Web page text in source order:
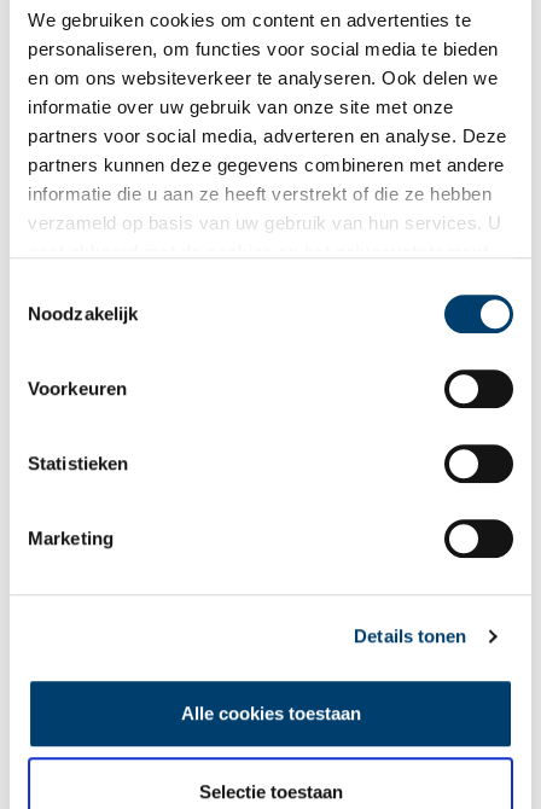
We gebruiken cookies om content en advertenties te
personaliseren, om functies voor social media te bieden
en om ons websiteverkeer te analyseren. Ook delen we
informatie over uw gebruik van onze site met onze
partners voor social media, adverteren en analyse. Deze
partners kunnen deze gegevens combineren met andere
informatie die u aan ze heeft verstrekt of die ze hebben
verzameld op basis van uw gebruik van hun services. U
Noodzakelijk
Voorkeuren
Statistieken
Marketing
Details tonen
Alle cookies toestaan
Selectie toestaan
Anonieme kaart uit 1581- Nederland op zijn smalst. Beeld: Alliantie
Markermeerdijken.
Volgens de archeoloog vloeit de huidige waterproblematiek
direct voort uit de middeleeuwse ontginningen. “De huidige
de erfenis van een duizend jaar geleden gestart proces.
Nederland heeft eeuwenlang geprobeerd het water buiten te
houden en het land droog te maken. Met sloten, gemalen, sluizen
en dijken lukte dat steeds beter. Maar inmiddels verandert het
komen we steeds meer tot de conclusie dat we moeten leren
leven mét het water.” Dat zie je volgens hem ook terug in actuele
ruimte voor het water. De dijken kunnen we technisch nog verder
verhogen, maar tegelijk zoeken we naar manieren om beter
watersystemen voor klimaatadaptie.”
Archeologie met actuele betekenis
Voor Jan-Willem maakt dat archeologie verrassend actueel. “Wij
kijken naar het verleden, maar ons vak is juist ontzettend relevant